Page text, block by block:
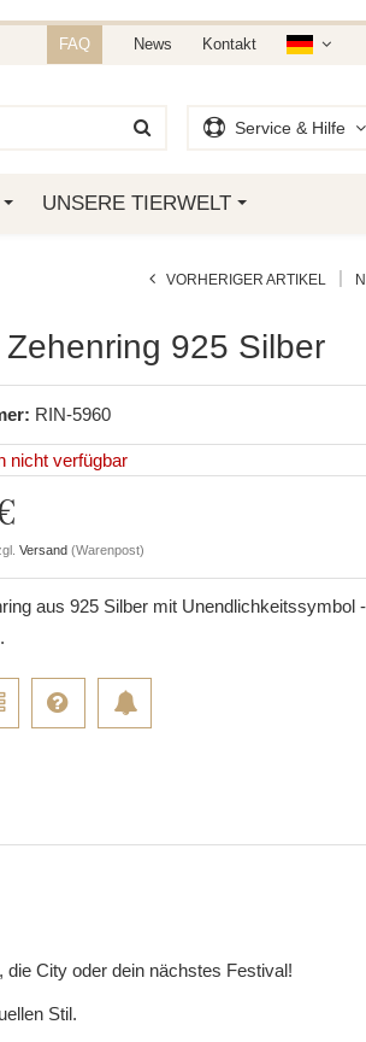
FAQ News Kontakt
Service & Hilfe
UNSERE TIERWELT
VORHERIGER ARTIKEL |
Zehenring 925 Silber
RIN-5960
nicht verfügbar
Versand (Warenpost)
aus 925 Silber mit Unendlichkeitssymbol
City oder dein nächstes Festival!
Stil.